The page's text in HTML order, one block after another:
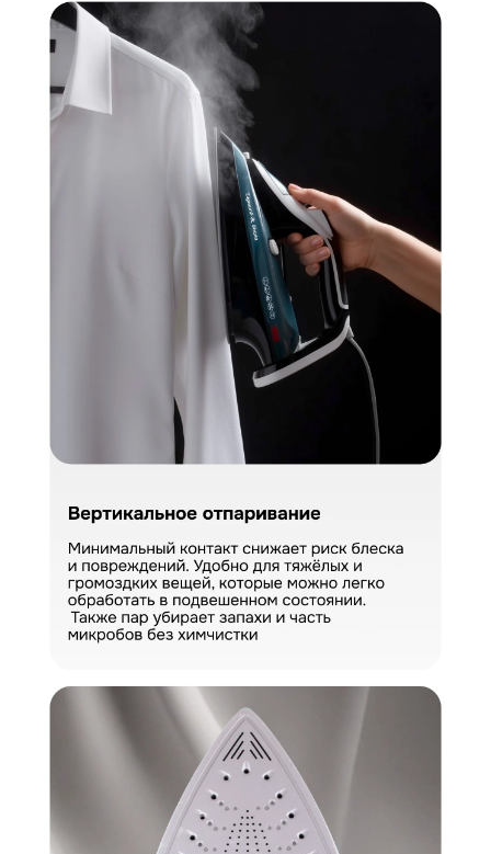
КУПИТЬ В ОДИН КЛИК
Заполните короткую форму —
и мы оформим заказ за вас.
Утюг Zigmund & Shtain ZSI-701
Вариант
Утюг Zigmund & Shtain ZSI-701